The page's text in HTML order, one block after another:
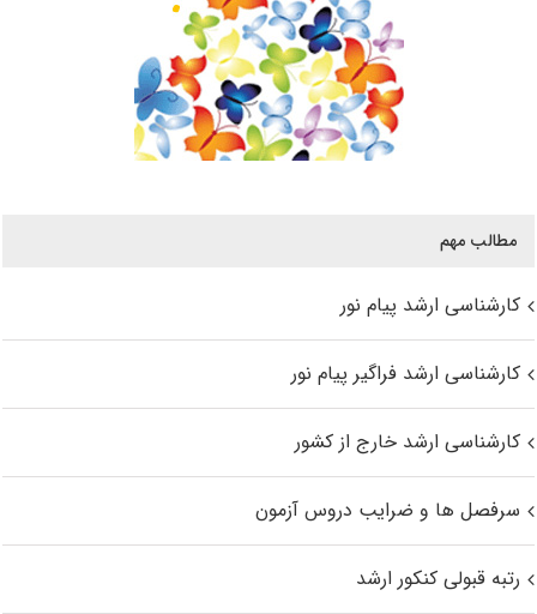
مطالب مهم
کارشناسی ارشد پیام نور
کارشناسی ارشد فراگیر پیام نور
کارشناسی ارشد خارج از کشور
سرفصل ها و ضرایب دروس آزمون
رتبه قبولی کنکور ارشد